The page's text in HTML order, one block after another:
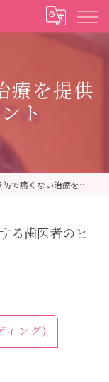
療を提供
ト
くない治療を提供する歯医者のヒント
る歯医者のヒ
ィング)